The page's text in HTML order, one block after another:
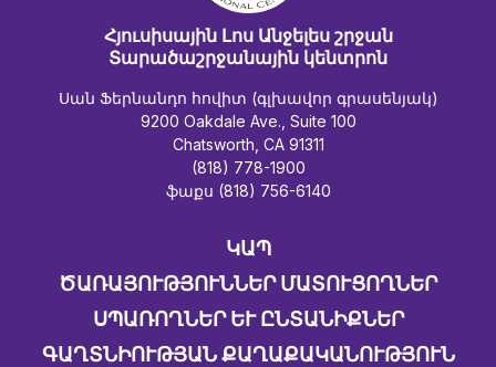
Հյուսիսային Լոս Անջելես շրջան
Տարածաշրջանային կենտրոն
Սան Ֆերնանդո հովիտ (գլխավոր գրասենյակ)
9200 Oakdale Ave., Suite 100
Chatsworth, CA 91311
(818) 778-1900
ֆաքս (818) 756-6140
ԿԱՊ
ԾԱՌԱՅՈՒԹՅՈՒՆՆԵՐ ՄԱՏՈՒՑՈՂՆԵՐ
ՍՊԱՌՈՂՆԵՐ ԵՒ ԸՆՏԱՆԻՔՆԵՐ
ԳԱՂՏՆԻՈՒԹՅԱՆ ՔԱՂԱՔԱԿԱՆՈՒԹՅՈՒՆ